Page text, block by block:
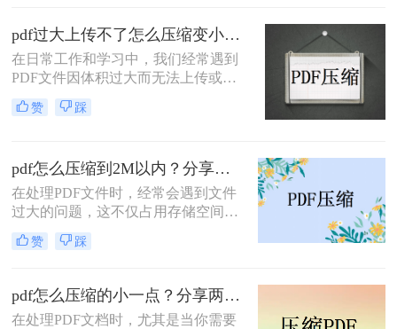
绍三种实用的PDF压缩方法，帮助您
轻松将PDF文件压缩得更小。
pdf过大上传不了怎么压缩变小？快来试试这3种压缩方法！
在日常工作和学习中，我们经常遇到
PDF文件因体积过大而无法上传或分
享的情况。那么pdf过大上传不了怎么
压缩变小呢？为了帮助您轻松应对这
赞 踩
pdf怎么压缩到2M以内？分享两种实用压缩方法！
在处理PDF文件时，经常会遇到文件
过大的问题，这不仅占用存储空间，
还影响文件的传输速度。为了满足特
定需求，将PDF文件压缩到2M以内变
以内呢？本文将介绍两种常用的PDF
压缩方法。
赞 踩
pdf怎么压缩的小一点？分享两种实用压缩方法！
在处理PDF文档时，尤其是当你需要